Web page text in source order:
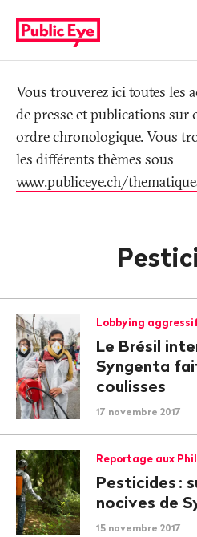
sur
publiceye.ch
rapide
TagVous trouverez ici toutes les
de presse et publications sur
ordre chronologique. Vous
les différents thèmes sous
www.publiceye.ch/
Lobbying
Le Brésil
Syngenta
coulisses
17 novembre 2017
Reportage aux
Pesticides :
nocives de
15 novembre 2017